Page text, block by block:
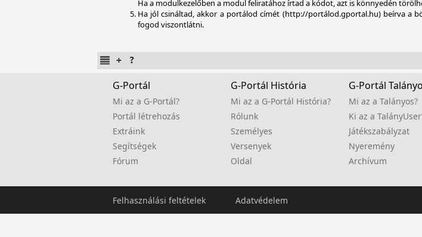
Ha a modulkezelőben a modul feliratához írtad a kódot, azt is könnyedén
Ha jól csináltad, akkor a portálod címét (http://portálod.gportal.hu) beírva a
fogod viszontlátni.
G-Portál
Mi az a G-Portál?
Portál létrehozás
Extráink
Segítségek
Fórum
G-Portál História
Mi az a G-Portál História?
Rólunk
Személyes
Versenyek
Oldal
G-Portál
Mi az a Talányos?
Ki az a
Játékszabályzat
Nyeremény
Archívum
Felhasználási feltételek Adatvédelem